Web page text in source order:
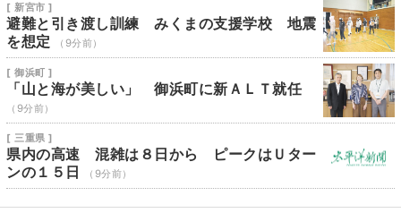
[ 新宮市 ]
避難と引き渡し訓練 みくまの支援学校 地震
を想定
（9分前）
[ 御浜町 ]
「山と海が美しい」 御浜町に新ＡＬＴ就任
（9分前）
[ 三重県 ]
県内の高速 混雑は８日から ピークはＵター
ンの１５日
（9分前）